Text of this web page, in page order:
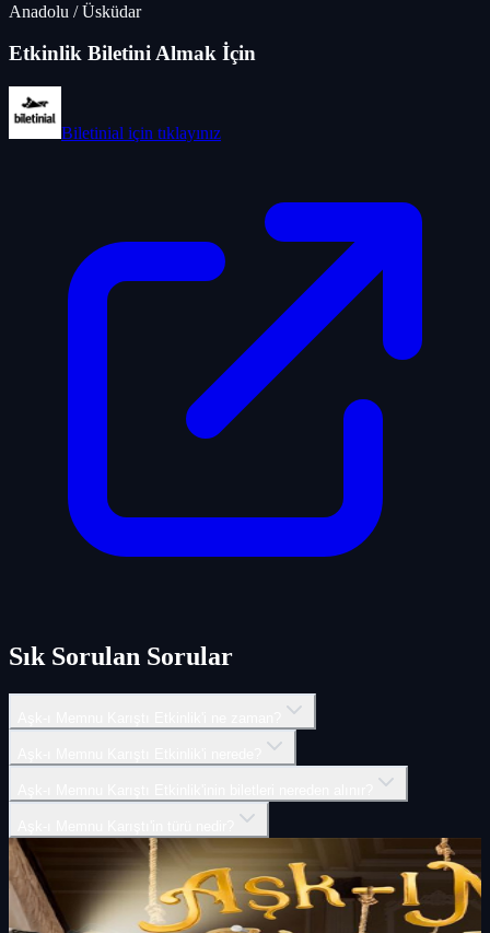
Anadolu /Üsküdar
Etkinlik Biletini Almak İçin
Biletinial için tıklayınız
Sık Sorulan Sorular